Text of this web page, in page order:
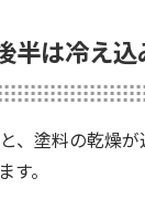
半は冷え込
、塗料の乾燥が
。